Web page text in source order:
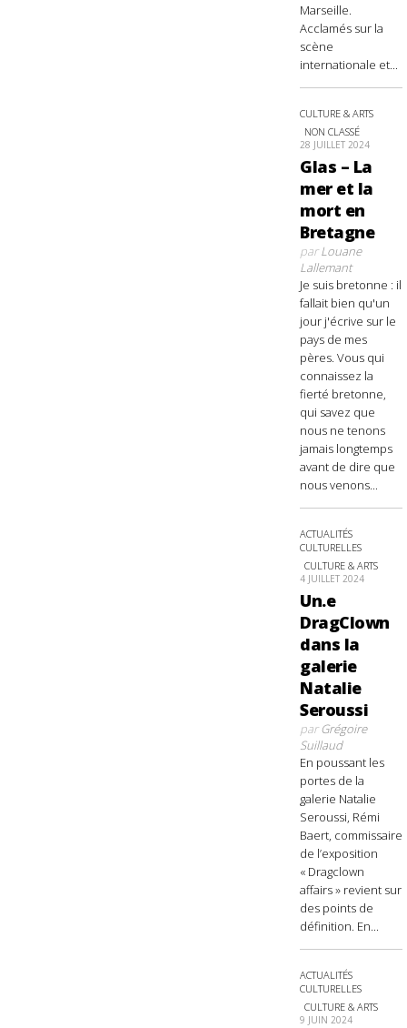
Marseille.
Acclamés sur la
scène
internationale et...
CULTURE & ARTS
NON CLASSÉ
28 JUILLET 2024
Glas – La
mer et la
mort en
Bretagne
parLouane
Lallemant
Je suis bretonne : il
fallait bien qu'un
jour j'écrive sur le
pays de mes
pères. Vous qui
connaissez la
fierté bretonne,
qui savez que
nous ne tenons
jamais longtemps
avant de dire que
nous venons...
ACTUALITÉS
CULTURELLES
CULTURE & ARTS
4 JUILLET 2024
Un.e
DragClown
dans la
galerie
Natalie
Seroussi
parGrégoire
Suillaud
En poussant les
portes de la
galerie Natalie
Seroussi, Rémi
Baert, commissaire
de l’exposition
« Dragclown
affairs » revient sur
des points de
définition. En...
ACTUALITÉS
CULTURELLES
CULTURE & ARTS
9 JUIN 2024